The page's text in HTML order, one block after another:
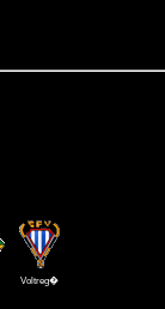
Voltreg�